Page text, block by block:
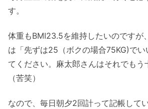
す。
体重もBMI23.5を維持したいのですが
は「先ずは25（ボクの場合75KG)でい
てください。麻太郎さんはそれでもう
（苦笑）
なので、毎日朝夕2回計って記帳して